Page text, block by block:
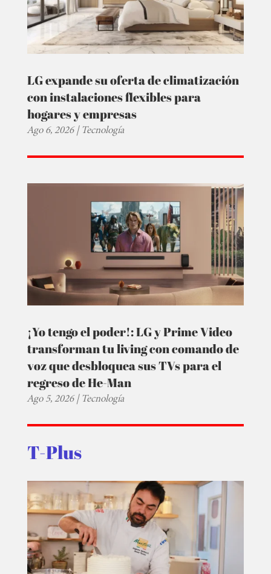
LG expande su oferta de climatización
con instalaciones flexibles para
hogares y empresas
Ago 6, 2026|Tecnología
¡Yo tengo el poder!: LG y Prime Video
transforman tu living con comando de
voz que desbloquea sus TVs para el
regreso de He-Man
Ago 5, 2026|Tecnología
T-Plus